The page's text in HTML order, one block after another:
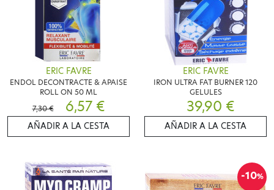
ERIC FAVRE
ENDOL DECONTRACTE & APAISE
ROLL ON 50 ML
7,30 €
6,57 €
AÑADIR A LA CESTA
ERIC FAVRE
IRON ULTRA FAT BURNER 120
GELULES
39,90 €
AÑADIR A LA CESTA
-10%